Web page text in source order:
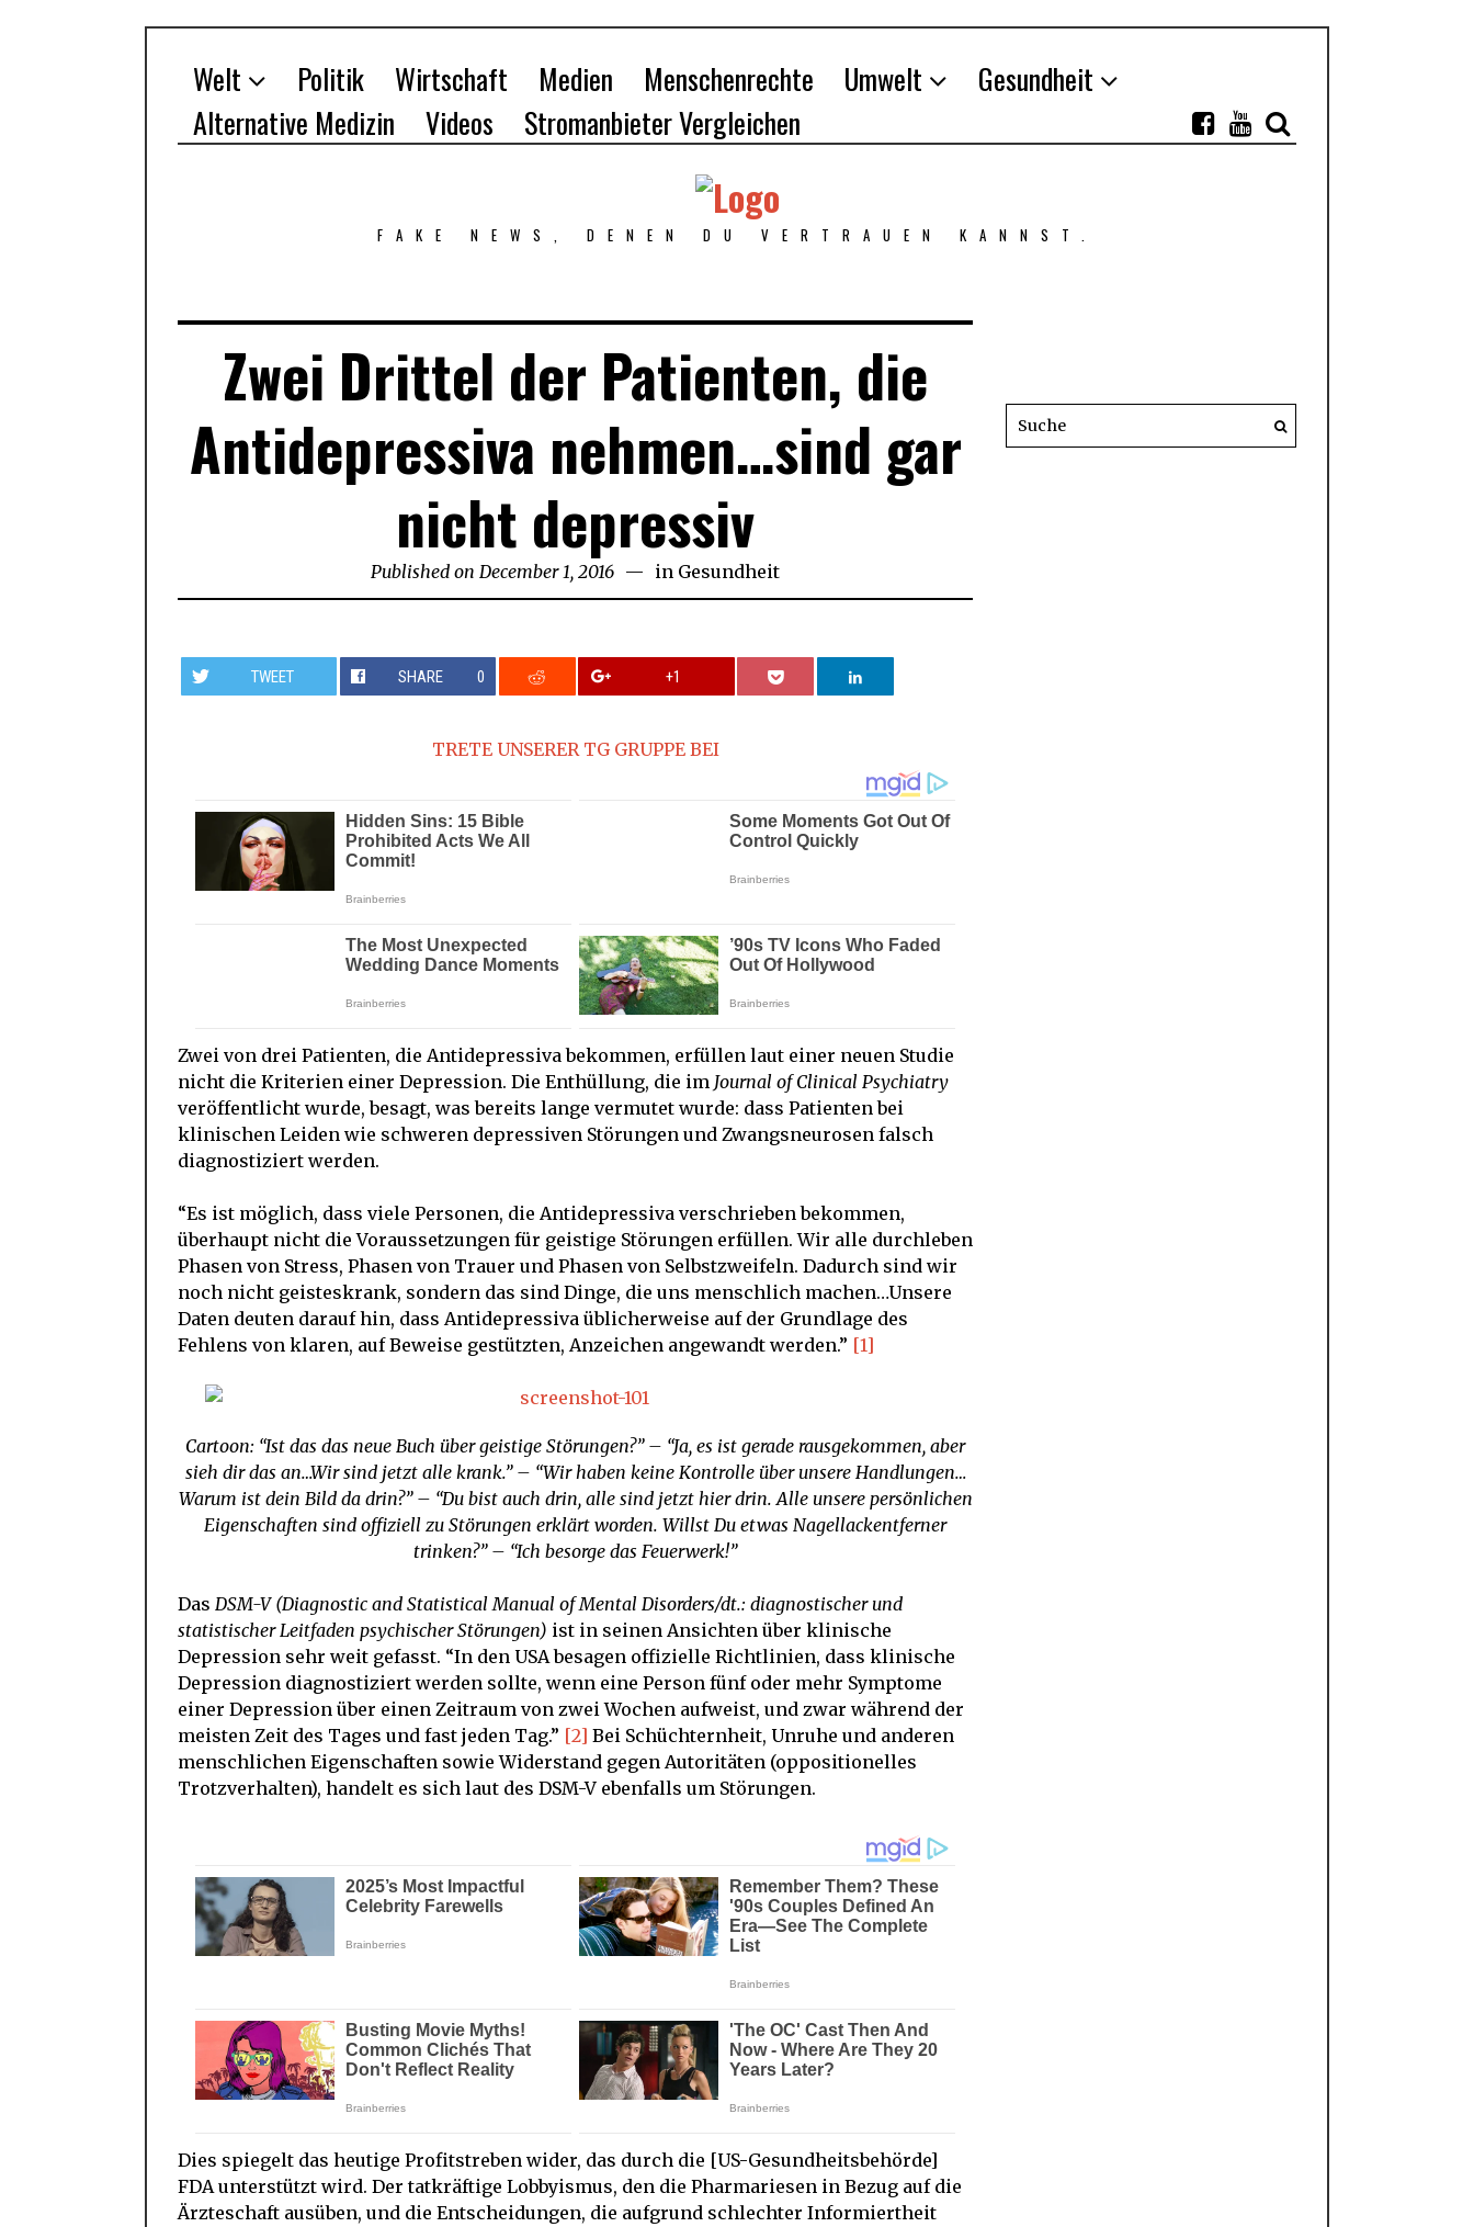
Welt Politik Wirtschaft Medien Menschenrechte Umwelt
Gesundheit
Alternative Medizin
Videos Stromanbieter Vergleichen
FAKE NEWS, DENEN DU VERTRAUEN KANNST.
Zwei Drittel der Patienten, die
Antidepressiva nehmen…sind gar
nicht depressiv
Published on December 1, 2016 December
2,
in Gesundheit
TWEET SHARE 0 +1
TRETE UNSERER TG GRUPPE BEI
Zwei von drei Patienten, die Antidepressiva bekommen, erfüllen laut einer neuen Studie
nicht die Kriterien einer Depression. Die Enthüllung, die im Journal of Clinical Psychiatry
veröffentlicht wurde, besagt, was bereits lange vermutet wurde: dass Patienten bei
klinischen Leiden wie schweren depressiven Störungen und Zwangsneurosen falsch
diagnostiziert werden.
“Es ist möglich, dass viele Personen, die Antidepressiva verschrieben bekommen,
überhaupt nicht die Voraussetzungen für geistige Störungen erfüllen. Wir alle durchleben
Phasen von Stress, Phasen von Trauer und Phasen von Selbstzweifeln. Dadurch sind wir
noch nicht geisteskrank, sondern das sind Dinge, die uns menschlich machen…Unsere
Daten deuten darauf hin, dass Antidepressiva üblicherweise auf der Grundlage des
Fehlens von klaren, auf Beweise gestützten, Anzeichen angewandt werden.” [1]
Cartoon: “Ist das das neue Buch über geistige Störungen?” – “Ja, es ist gerade rausgekommen, aber
sieh dir das an…Wir sind jetzt alle krank.” – “Wir haben keine Kontrolle über unsere Handlungen…
Warum ist dein Bild da drin?” – “Du bist auch drin, alle sind jetzt hier drin. Alle unsere persönlichen
Eigenschaften sind offiziell zu Störungen erklärt worden. Willst Du etwas Nagellackentferner
trinken?” – “Ich besorge das Feuerwerk!”
Das DSM-V (Diagnostic and Statistical Manual of Mental Disorders/dt.: diagnostischer und
statistischer Leitfaden psychischer Störungen) ist in seinen Ansichten über klinische
Depression sehr weit gefasst. “In den USA besagen offizielle Richtlinien, dass klinische
Depression diagnostiziert werden sollte, wenn eine Person fünf oder mehr Symptome
einer Depression über einen Zeitraum von zwei Wochen aufweist, und zwar während der
meisten Zeit des Tages und fast jeden Tag.” [2] Bei Schüchternheit, Unruhe und anderen
menschlichen Eigenschaften sowie Widerstand gegen Autoritäten (oppositionelles
Trotzverhalten), handelt es sich laut des DSM-V ebenfalls um Störungen.
Dies spiegelt das heutige Profitstreben wider, das durch die [US-Gesundheitsbehörde]
FDA unterstützt wird. Der tatkräftige Lobbyismus, den die Pharmariesen in Bezug auf die
Ärzteschaft ausüben, und die Entscheidungen, die aufgrund schlechter Informiertheit